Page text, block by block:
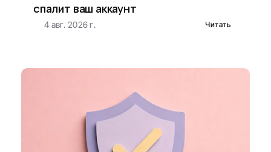
спалит ваш аккаунт
4 авг. 2026 г. Читать